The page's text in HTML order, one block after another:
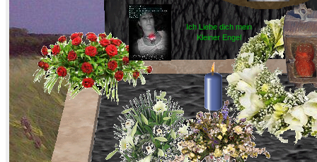
Ich Liebe dich mein
Kleiner Engel